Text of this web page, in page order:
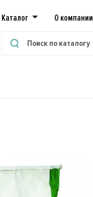
Каталог О компании